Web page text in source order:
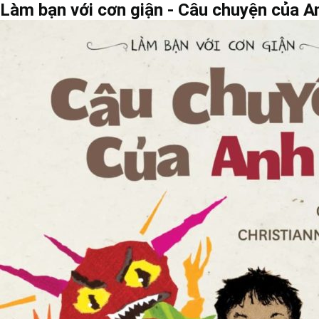
Làm bạn với cơn giận - Câu chuyện của